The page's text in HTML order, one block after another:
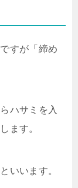
すが「締め
ハサミを入
ます。
いいます。